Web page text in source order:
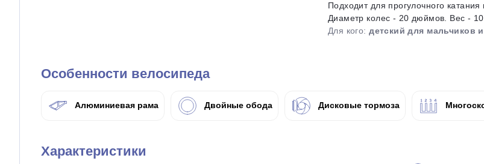
Подходит для прогулочного
Диаметр колес - 20 дюймов. Вес -
Для кого:детский для мальчиков
Особенности велосипеда
Алюминиевая рама Двойные обода Дисковые тормоза
Характеристики
Подробнее об оплате Плайтом
недели Остались вопросы?